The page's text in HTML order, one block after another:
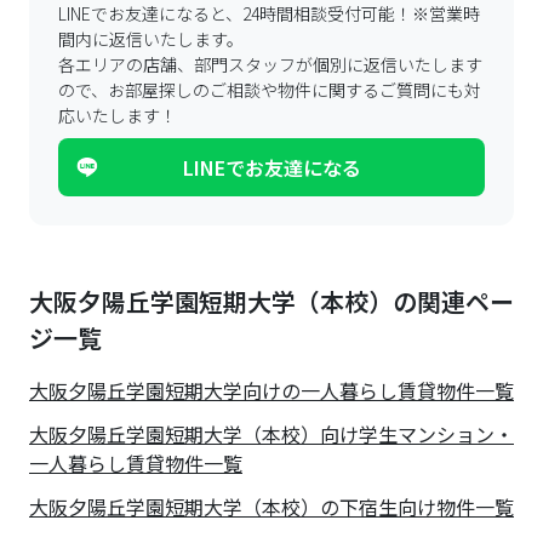
LINEでお友達になると、24時間相談受付可能！ ※営業時
間内に返信いたします。
各エリアの店舗、部門スタッフが個別に返信いたします
ので、 お部屋探しのご相談や物件に関するご質問にも対
応いたします！
LINEでお友達になる
大阪夕陽丘学園短期大学（本校）の関連ペー
ジ一覧
大阪夕陽丘学園短期大学向けの一人暮らし賃貸物件一覧
大阪夕陽丘学園短期大学（本校）向け学生マンション・
一人暮らし賃貸物件一覧
大阪夕陽丘学園短期大学（本校）の下宿生向け物件一覧